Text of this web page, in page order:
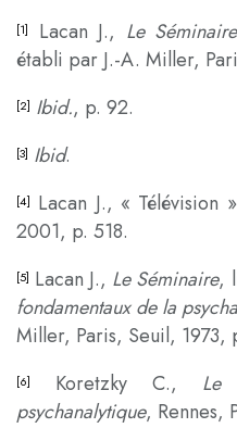
[1] Lacan J., Le Séminaire
établi par J.-A. Miller,
[2] Ibid., p. 92.
[3] Ibid.
[4] Lacan J., « Télévision
2001, p. 518.
[5] Lacan J., Le Séminaire,
fondamentaux de la
Miller, Paris, Seuil, 1973,
[6] Koretzky C., Le
psychanalytique, Rennes,